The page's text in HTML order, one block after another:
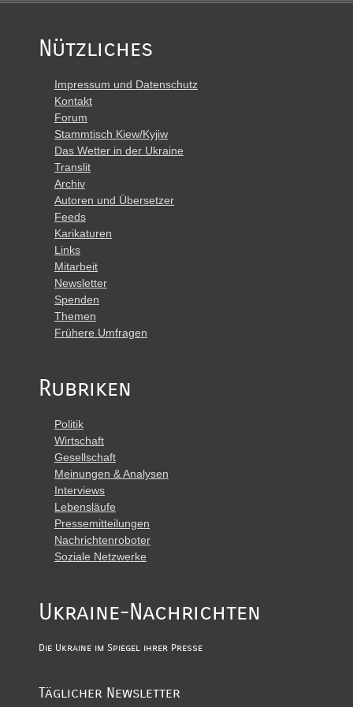
Nützliches
Impressum und Datenschutz
Kontakt
Forum
Stammtisch Kiew/Kyjiw
Das Wetter in der Ukraine
Translit
Archiv
Autoren und Übersetzer
Feeds
Karikaturen
Links
Mitarbeit
Newsletter
Spenden
Themen
Frühere Umfragen
Rubriken
Politik
Wirtschaft
Gesellschaft
Meinungen & Analysen
Interviews
Lebensläufe
Pressemitteilungen
Nachrichtenroboter
Soziale Netzwerke
Ukraine-Nachrichten
Die Ukraine im Spiegel ihrer Presse
Täglicher Newsletter